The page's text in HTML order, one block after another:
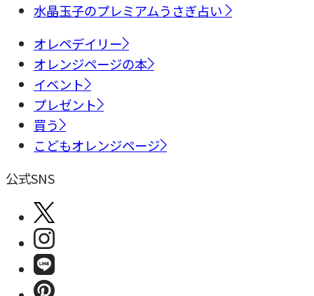
水晶玉子のプレミアムうさぎ占い
オレペデイリー
オレンジページの本
イベント
プレゼント
買う
こどもオレンジページ
公式SNS